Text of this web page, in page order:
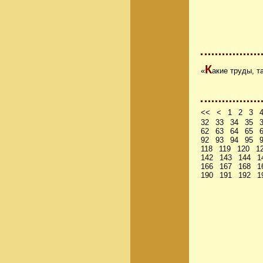
«Какие труды,
<< < 1 2 3 4
32
33 34 35
62
63 64 65
92
93 94 95
118
119 120
142
143 144
166
167 168
190
191 192